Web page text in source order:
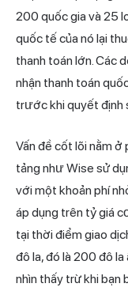
200 quốc gia và 25
quốc tế của nó lại
thanh toán lớn. Các
nhận thanh toán
trước khi quyết định
Vấn đề cốt lõi nằm ở
tảng như Wise sử
với một khoản phí
áp dụng trên tỷ giá
tại thời điểm giao
đô la, đó là 200 đô
nhìn thấy trừ khi bạn